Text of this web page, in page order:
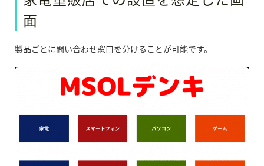
面
製品ごとに問い合わせ窓口を分けることが可能です。